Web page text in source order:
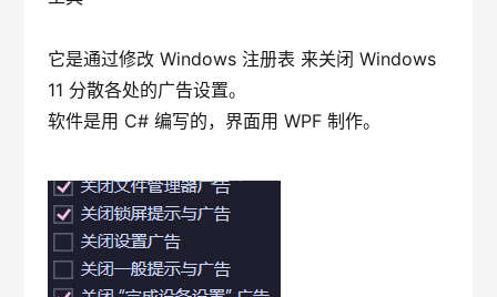
它是通过修改 Windows 注册表 来关闭 Windows
11 分散各处的广告设置。
软件是用 C# 编写的，界面用 WPF 制作。